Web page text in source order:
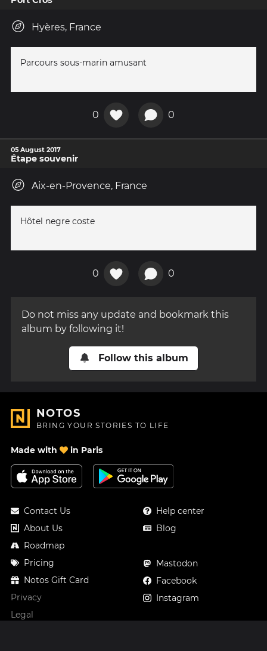
Hyères, France
Parcours sous-marin amusant
0 0
05 August 2017
Étape souvenir
Aix-en-Provence, France
Hôtel negre coste
0 0
Do not miss any update and bookmark this
album by following it!
Follow this album
NOTOS
BRING YOUR STORIES TO LIFE
Made with in Paris
Contact Us
About Us
Roadmap
Pricing
Notos Gift Card
Privacy
Legal
Help center
Blog
Mastodon
Facebook
Instagram